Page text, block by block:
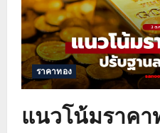
ราคาทอง
แนวโน้มราคา